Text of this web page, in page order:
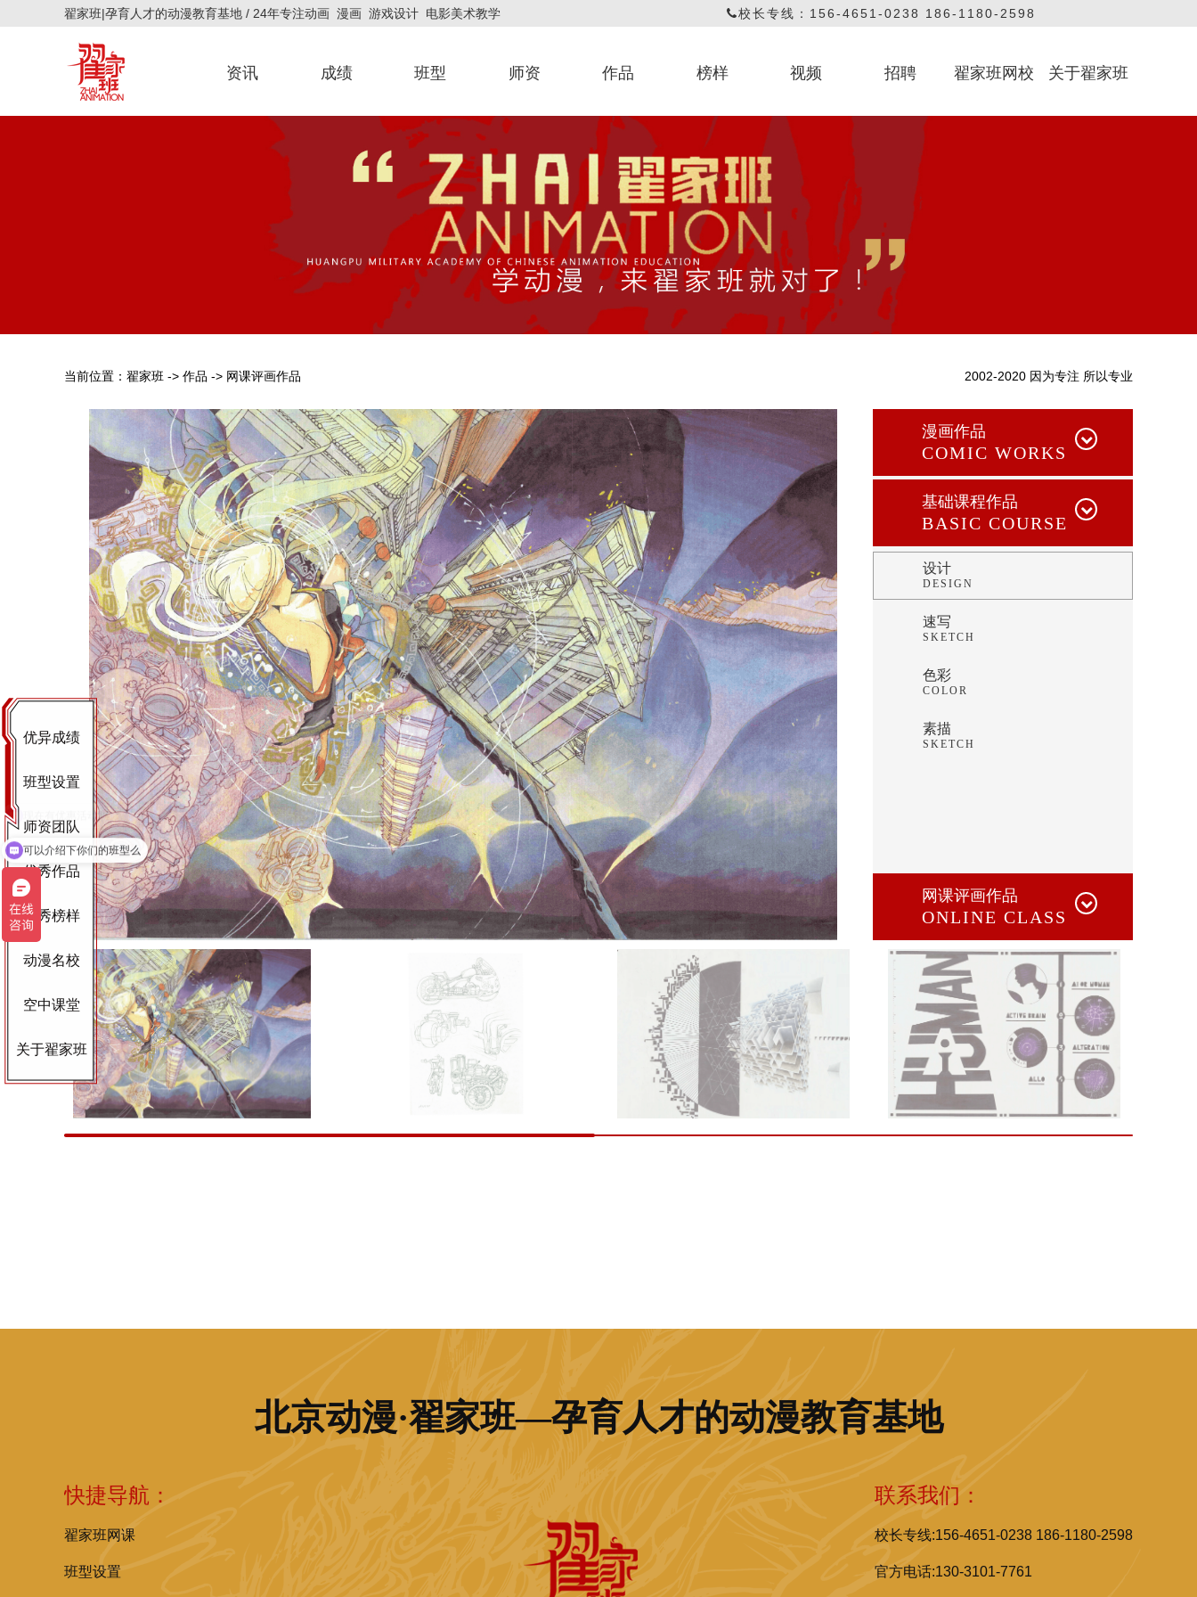
翟家班|孕育人才的动漫教育基地 / 24年专注动画 漫画 游戏设计 电影美术教学 校长专线：156-4651-0238 186-1180-2598
资讯 成绩 班型 师资
翟翌翚
动漫专业教师
作品
漫画作品
基础课程作品
网课评画作品
榜样 视频
依校艺考课堂
官方视频
动漫教学课堂
招聘 翟家班网校 关于翟家班
当前位置： 翟家班 -> 作品 -> 网课评画作品 2002-2020 因为专注 所以专业
漫画作品
COMIC WORKS
基础课程作品
BASIC COURSE
设计
DESIGN
速写
SKETCH
色彩
COLOR
素描
SKETCH
网课评画作品
ONLINE CLASS
北京动漫·翟家班—孕育人才的动漫教育基地
快捷导航：
翟家班网课
班型设置
联系我们：
校长专线:156-4651-0238 186-1180-2598
官方电话:130-3101-7761
优异成绩
班型设置
师资团队
优秀作品
优秀榜样
动漫名校
空中课堂
关于翟家班
可以介绍下你们的班型么